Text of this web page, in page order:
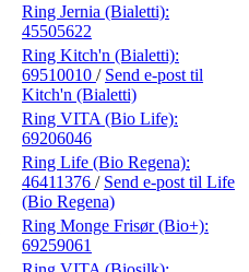
Ring Jernia (Bialetti):
45505622
Ring Kitch'n (Bialetti):
69510010 / Send e-post til
Kitch'n (Bialetti)
Ring VITA (Bio Life):
69206046
Ring Life (Bio Regena):
46411376 / Send e-post til Life
(Bio Regena)
Ring Monge Frisør (Bio+):
69259061